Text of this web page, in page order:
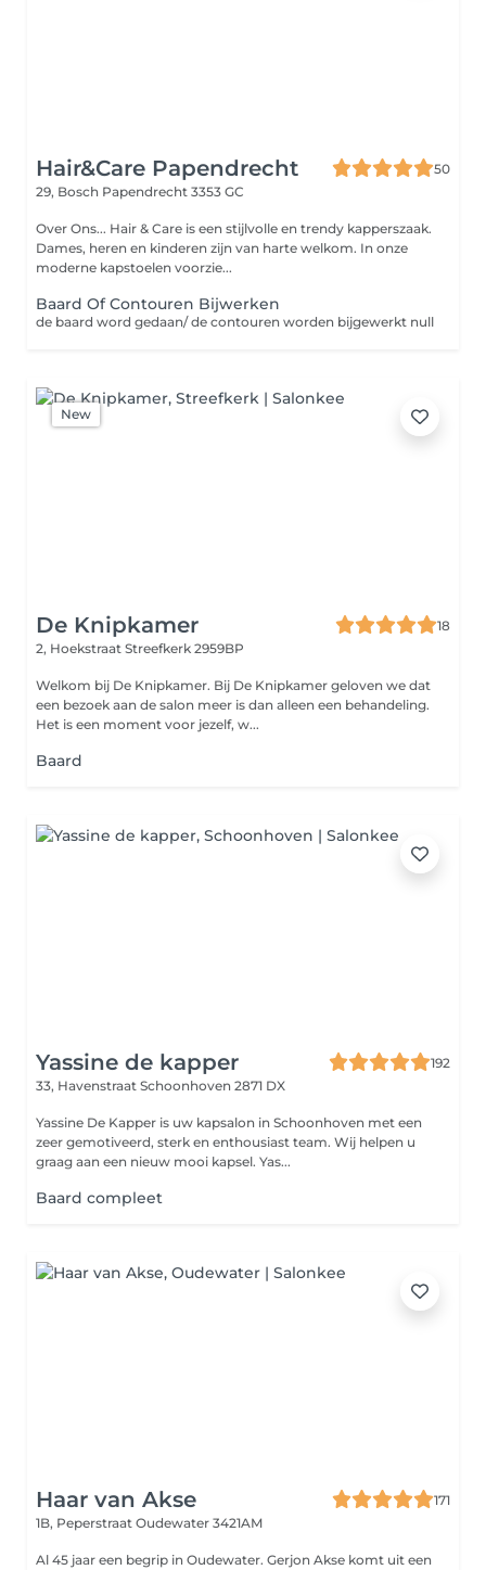
Hair&Care Papendrecht
50
29, Bosch Papendrecht 3353 GC
Over Ons... Hair & Care is een stijlvolle en trendy kapperszaak.
Dames, heren en kinderen zijn van harte welkom. In onze
moderne kapstoelen voorzie...
Baard Of Contouren Bijwerken
de baard word gedaan/ de contouren worden bijgewerkt null
New
De Knipkamer
18
2, Hoekstraat Streefkerk 2959BP
Welkom bij De Knipkamer. Bij De Knipkamer geloven we dat
een bezoek aan de salon meer is dan alleen een behandeling.
Het is een moment voor jezelf, w...
Baard
Yassine de kapper
192
33, Havenstraat Schoonhoven 2871 DX
Yassine De Kapper is uw kapsalon in Schoonhoven met een
zeer gemotiveerd, sterk en enthousiast team. Wij helpen u
graag aan een nieuw mooi kapsel. Yas...
Baard compleet
Haar van Akse
171
1B, Peperstraat Oudewater 3421AM
Al 45 jaar een begrip in Oudewater. Gerjon Akse komt uit een